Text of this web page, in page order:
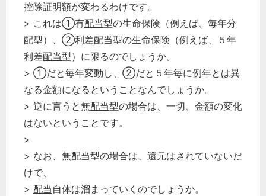
控除証明額が変わるわけです。
> これは①有配当型の生命保険（例えば、毎年分
配型）、②利差配当型の生命保険（例えば、５年
利差配当型）に限るのでしょうか。
> ①だと毎年変動し、②だと５年毎に例年とは異
なる金額になるということなんでしょうか。
> 逆に言うと無配当型の場合は、一切、金額の変化
はないということです。
>
> なお、無配当型の場合は、還元はされていないだ
けで、
> 配当 自体は溜まっていくのでしょうか。